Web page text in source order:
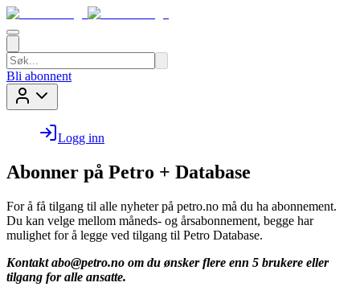
Bli abonnent
Logg inn
Abonner på Petro + Database
For å få tilgang til alle nyheter på petro.no må du ha abonnement.
Du kan velge mellom måneds- og årsabonnement, begge har
mulighet for å legge ved tilgang til Petro Database.
Kontakt abo@petro.no om du ønsker flere enn 5 brukere eller
tilgang for alle ansatte.